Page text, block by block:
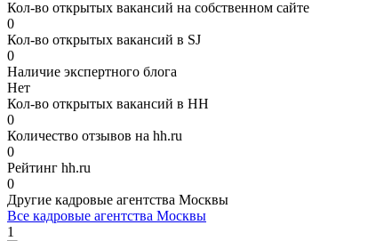
Кол-во открытых вакансий на собственном сайте
0
Кол-во открытых вакансий в SJ
0
Наличие экспертного блога
Нет
Кол-во открытых вакансий в HH
0
Количество отзывов на hh.ru
0
Рейтинг hh.ru
0
Другие кадровые агентства Москвы
Все кадровые агентства Москвы
1